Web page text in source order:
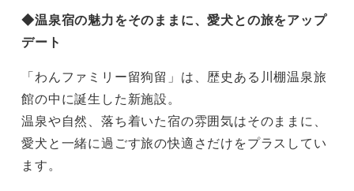
◆温泉宿の魅力をそのままに、愛犬との旅をアップ
デート
「わんファミリー留狗留」は、歴史ある川棚温泉旅
館の中に誕生した新施設。
温泉や自然、落ち着いた宿の雰囲気はそのままに、
愛犬と一緒に過ごす旅の快適さだけをプラスしてい
ます。